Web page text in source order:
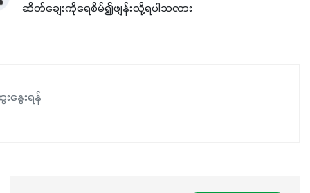
ဆိတ်ချေးကိုရေစိမ်၍ဖျန်းလို့ရပါသလား
နွေးရန်